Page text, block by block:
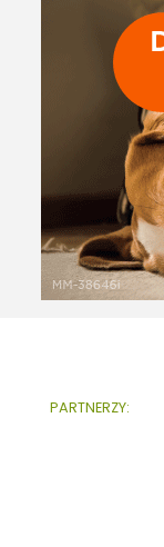
PARTNERZY: